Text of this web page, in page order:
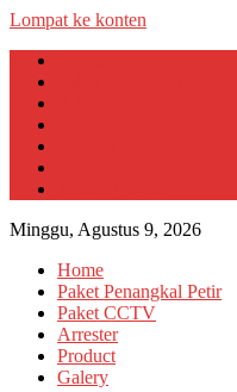
Lompat ke konten
Minggu, Agustus 9, 2026
Home
Paket Penangkal Petir
Paket CCTV
Arrester
Product
Galery